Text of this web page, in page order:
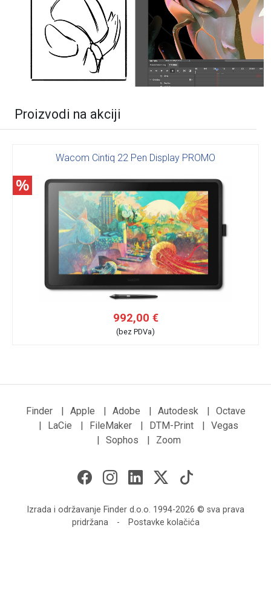
Proizvodi na akciji
Wacom Cintiq 22 Pen Display PROMO
992,00 €
(bez PDVa)
Finder | Apple | Adobe | Autodesk | Octave
|
LaCie | FileMaker | DTM-Print | Vegas
| Sophos | Zoom
Izrada i održavanje Finder d.o.o. 1994-2026 © sva prava
pridržana
- Postavke kolačića